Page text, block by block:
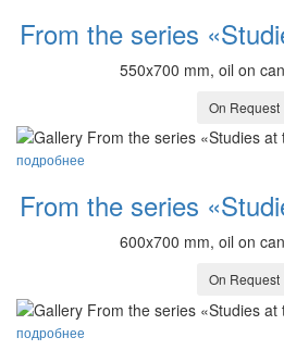
From the series
550x700 mm, oil on
On Request
подробнее
From the series
600x700 mm, oil on
On Request
подробнее